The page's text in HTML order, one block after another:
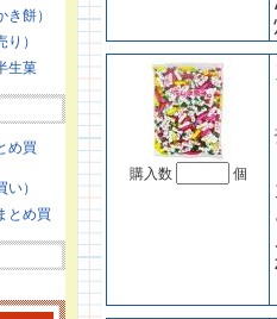
餅）
）
生菓
め買
）
とめ買
購入数 個